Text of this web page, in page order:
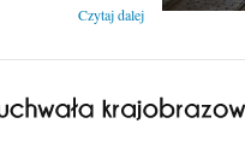
Czytaj dalej